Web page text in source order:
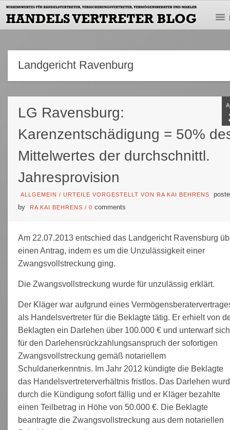
Landgericht Ravenburg
LG Ravensburg:
Karenzentschädigung = 50%
Mittelwertes der durchschnittl.
Jahresprovision
ALLGEMEIN / URTEILE VORGESTELLT VON RA KAI BEHRENS
by
RA KAI BEHRENS / 0 comments
Am 22.07.2013 entschied das Landgericht Ravensburg
einen Antrag, indem es um die Unzulässigkeit einer
Zwangsvollstreckung ging.
Die Zwangsvollstreckung wurde für unzulässig erklärt.
Der Kläger war aufgrund eines
als Handelsvertreter für die Beklagte tätig. Er erhielt von
Beklagten ein Darlehen über 100.000 € und unterwarf sich
für den Darlehensrückzahlungsanspruch der sofortigen
Zwangsvollstreckung gemäß notariellem
Schuldanerkenntnis. Im Jahr 2012 kündigte die Beklagte
das Handelsvertreterverhältnis fristlos. Das Darlehen
durch die Kündigung sofort fällig und er Kläger bezahlte
einen Teilbetrag in Höhe von 50.000 €. Die Beklagte
beantragte die Zwangsvollstreckung aus dem notariellen